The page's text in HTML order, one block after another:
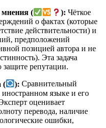
( ): Чёткое
о фактах (которые
действительности) и
предположений
позицией автора и не
Эта задача
защите репутации.
( ): Сравнительный
иностранном языке и его
оценивает
перевода, наличие
ошибки,